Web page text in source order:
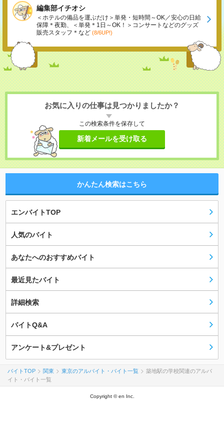
編集部イチオシ
＜ホテルの備品を運ぶだけ＞単発・短時間～OK／安心の日給
保障＊夜勤、＜単発＊1日～OK！＞コンサートなどのグッズ
販売スタッフ＊など (8/6UP!)
お気に入りの仕事は見つかりましたか？
この検索条件を保存して
新着メールを受け取る
かんたん検索はこちら
エンバイトTOP
人気のバイト
あなたへのおすすめバイト
最近見たバイト
詳細検索
バイトQ&A
アンケート&プレゼント
バイトTOP 関東 東京のアルバイト・バイト一覧
築地駅の学校関連のアルバ
イト・バイト一覧
Copyright © en Inc.